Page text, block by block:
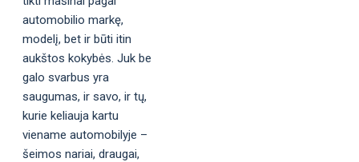
automobilio markę,
modelį, bet ir būti itin
aukštos kokybės. Juk be
galo svarbus yra
saugumas, ir savo, ir tų,
kurie keliauja kartu
viename automobilyje –
šeimos nariai, draugai,